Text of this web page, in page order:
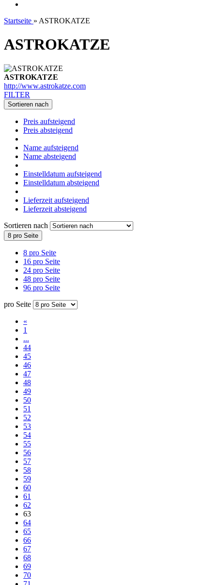
Startseite » ASTROKATZE
ASTROKATZE
ASTROKATZE
http://www.astrokatze.com
FILTER
Sortieren nach
Preis aufsteigend
Preis absteigend
Name aufsteigend
Name absteigend
Einstelldatum aufsteigend
Einstelldatum absteigend
Lieferzeit aufsteigend
Lieferzeit absteigend
Sortieren nach
8 pro Seite
8 pro Seite
16 pro Seite
24 pro Seite
48 pro Seite
96 pro Seite
pro Seite
«
1
...
44
45
46
47
48
49
50
51
52
53
54
55
56
57
58
59
60
61
62
63
64
65
66
67
68
69
70